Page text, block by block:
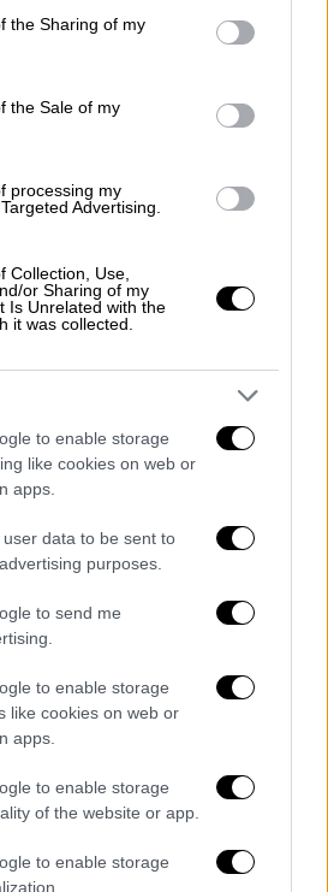
usage behaviour. You may click to
Google and its third-party tags to
specified purposes in below Google
the Sharing of my
the Sale of my
processing my
Advertising.
Collection, Use,
or Sharing of my
Is Unrelated with the
it was collected.
to enable storage
like cookies on web or
apps.
data to be sent to
purposes.
to send me
to enable storage
like cookies on web or
apps.
to enable storage
of the website or app.
to enable storage
εκτίµησε ο κόσµος στο
αρμόδιος για να δώσει
σε αυτό το ερώτημα είναι
σταθερά να μην
τις δικές μου απόψεις
έργου τέχνης στο οποίο
εκφράζω εγώ τις σημασίες
που θεωρώ πως
κάποιος άλλος
Μπορώ